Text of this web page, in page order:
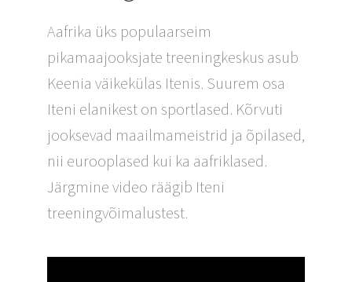
Aafrika üks populaarseim
pikamaajooksjate treeningkeskus asub
Keenia väikekülas Itenis. Suurem osa
Iteni elanikest on sportlased. Kõrvuti
jooksevad maailmameistrid ja õpilased,
nii eurooplased kui ka aafriklased.
Järgmine video räägib Iteni
treeningvõimalustest.